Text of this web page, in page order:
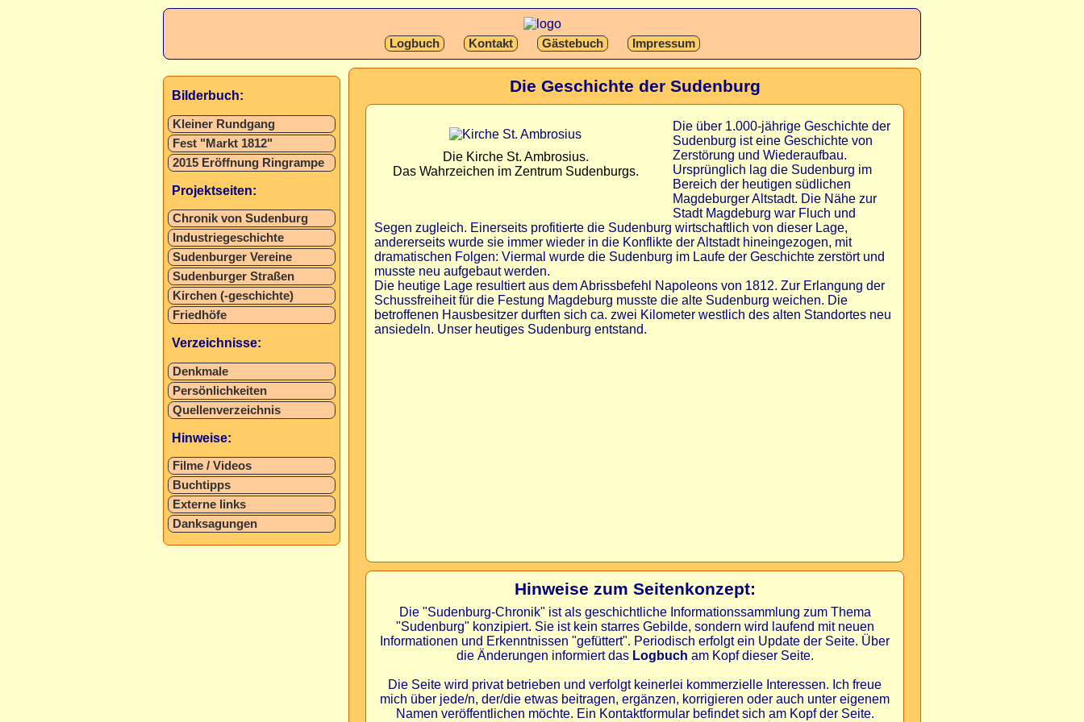
Logbuch Kontakt Gästebuch Impressum
Bilderbuch:
Kleiner Rundgang
Fest "Markt 1812"
2015 Eröffnung Ringrampe
Projektseiten:
Chronik von Sudenburg
Industriegeschichte
Sudenburger Vereine
Sudenburger Straßen
Kirchen (-geschichte)
Friedhöfe
Verzeichnisse:
Denkmale
Persönlichkeiten
Quellenverzeichnis
Hinweise:
Filme / Videos
Buchtipps
Externe links
Danksagungen
Die Geschichte der Sudenburg
Die Kirche St. Ambrosius.
Das Wahrzeichen im Zentrum Sudenburgs.
Die über 1.000-jährige Geschichte der
Sudenburg ist eine Geschichte von
Zerstörung und Wiederaufbau.
Ursprünglich lag die Sudenburg im
Bereich der heutigen südlichen
Magdeburger Altstadt. Die Nähe zur
Stadt Magdeburg war Fluch und
Segen zugleich. Einerseits profitierte die Sudenburg wirtschaftlich von dieser Lage,
andererseits wurde sie immer wieder in die Konflikte der Altstadt hineingezogen, mit
dramatischen Folgen: Viermal wurde die Sudenburg im Laufe der Geschichte zerstört und
musste neu aufgebaut werden.
Die heutige Lage resultiert aus dem Abrissbefehl Napoleons von 1812. Zur Erlangung der
Schussfreiheit für die Festung Magdeburg musste die alte Sudenburg weichen. Die
betroffenen Hausbesitzer durften sich ca. zwei Kilometer westlich des alten Standortes neu
ansiedeln. Unser heutiges Sudenburg entstand.
Hinweise zum Seitenkonzept:
Die "Sudenburg-Chronik" ist als geschichtliche Informationssammlung zum Thema
"Sudenburg" konzipiert. Sie ist kein starres Gebilde, sondern wird laufend mit neuen
Informationen und Erkenntnissen "gefüttert". Periodisch erfolgt ein Update der Seite. Über
die Änderungen informiert das Logbuch am Kopf dieser Seite.
Die Seite wird privat betrieben und verfolgt keinerlei kommerzielle Interessen. Ich freue
mich über jede/n, der/die etwas beitragen, ergänzen, korrigieren oder auch unter eigenem
Namen veröffentlichen möchte. Ein Kontaktformular befindet sich am Kopf der Seite.